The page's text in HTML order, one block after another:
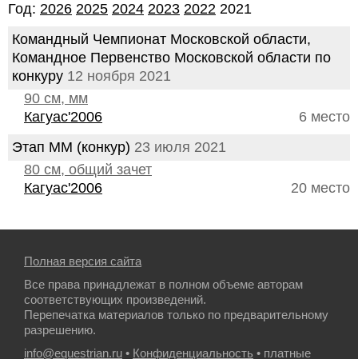
Год: 2026 2025 2024 2023 2022 2021
Командный Чемпионат Московской области,
Командное Первенство Московской области по
конкуру 12 ноября 2021
90 см, мм
6 место
Кагуас'2006
Этап ММ (конкур) 23 июля 2021
80 см, общий зачет
20 место
Кагуас'2006
Полная версия сайта
Все права принадлежат в полном объеме авторам
соответствующих произведений.
Перепечатка материалов только по предварительному
разрешению.
info@equestrian.ru • Конфиденциальность • платные